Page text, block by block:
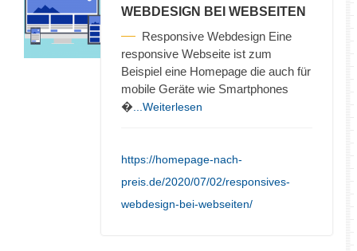
WEBDESIGN BEI WEBSEITEN
Responsive Webdesign Eine
responsive Webseite ist zum
Beispiel eine Homepage die auch für
mobile Geräte wie Smartphones
� ...Weiterlesen
https://homepage-nach-
preis.de/2020/07/02/responsives-
webdesign-bei-webseiten/